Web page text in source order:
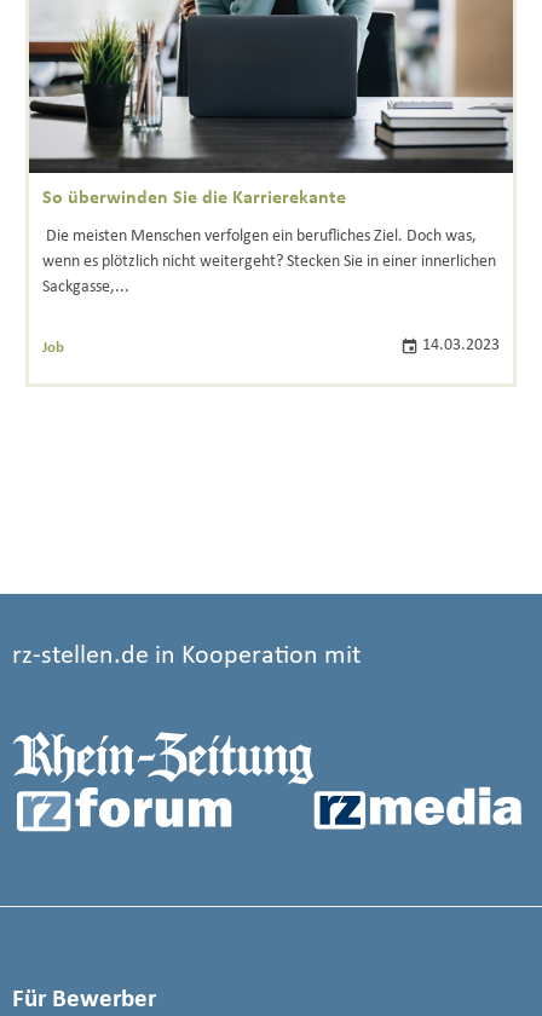
So überwinden Sie die Karrierekante
Die meisten Menschen verfolgen ein berufliches Ziel. Doch was,
wenn es plötzlich nicht weitergeht? Stecken Sie in einer innerlichen
Sackgasse,...
Job 14.03.2023
rz-stellen.de in Kooperation mit
Für Bewerber